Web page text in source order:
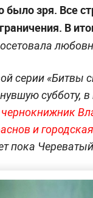
было зря. Все
В
серии «Битвы
субботу,
чернокнижник
и
пока